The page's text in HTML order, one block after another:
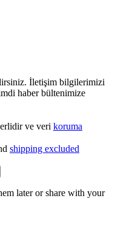
İletişim bilgilerimizi
haber bültenimize
ve veri koruma
shipping excluded
later or share with your